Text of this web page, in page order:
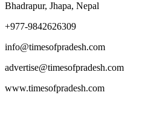
Bhadrapur, Jhapa, Nepal
+977-9842626309
info@timesofpradesh.com
advertise@timesofpradesh.com
www.timesofpradesh.com